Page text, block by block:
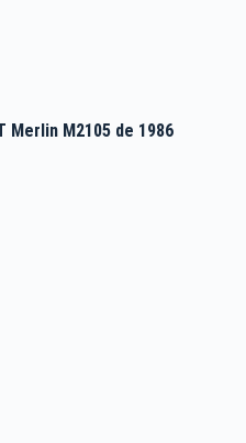
Merlin M2105 de 1986